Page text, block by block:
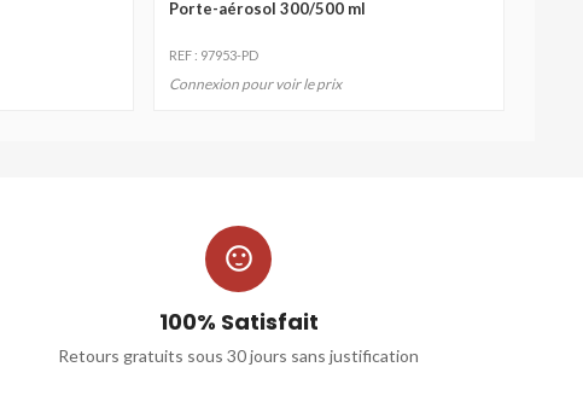
Porte-aérosol 300/500 ml
REF : 97953-PD
Connexion pour voir le prix

100% Satisfait
Retours gratuits sous 30 jours sans justification